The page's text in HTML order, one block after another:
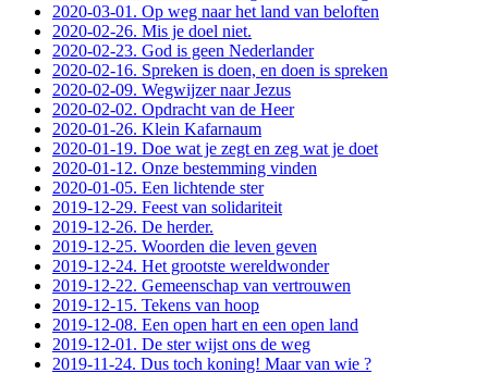
2020-03-01. Op weg naar het land van beloften
2020-02-26. Mis je doel niet.
2020-02-23. God is geen Nederlander
2020-02-16. Spreken is doen, en doen is spreken
2020-02-09. Wegwijzer naar Jezus
2020-02-02. Opdracht van de Heer
2020-01-26. Klein Kafarnaum
2020-01-19. Doe wat je zegt en zeg wat je doet
2020-01-12. Onze bestemming vinden
2020-01-05. Een lichtende ster
2019-12-29. Feest van solidariteit
2019-12-26. De herder.
2019-12-25. Woorden die leven geven
2019-12-24. Het grootste wereldwonder
2019-12-22. Gemeenschap van vertrouwen
2019-12-15. Tekens van hoop
2019-12-08. Een open hart en een open land
2019-12-01. De ster wijst ons de weg
2019-11-24. Dus toch koning! Maar van wie ?